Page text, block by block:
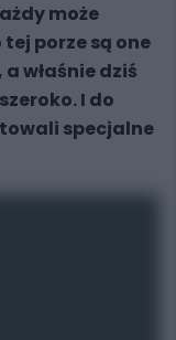
może
porze są one
właśnie dziś
I do
specjalne